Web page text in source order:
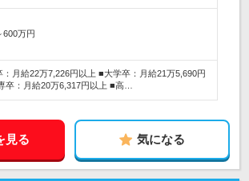
600万円
：月給22万7,226円以上 ■大学卒：月給21万5,690円
卒：月給20万6,317円以上 ■高…
見る 気になる